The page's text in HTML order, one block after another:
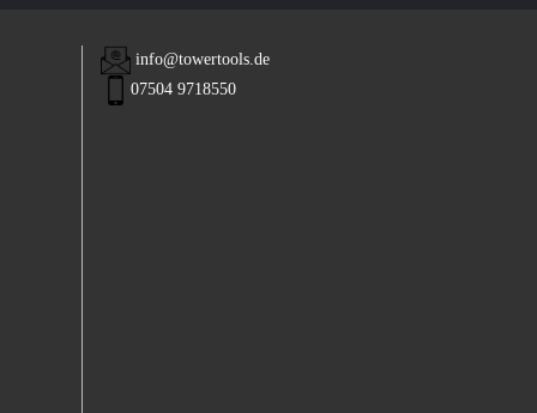
info@towertools.de
07504 9718550